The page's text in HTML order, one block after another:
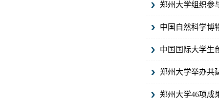
郑州大学组织参
中国自然科学博
中国国际大学生
郑州大学举办共
郑州大学46项成